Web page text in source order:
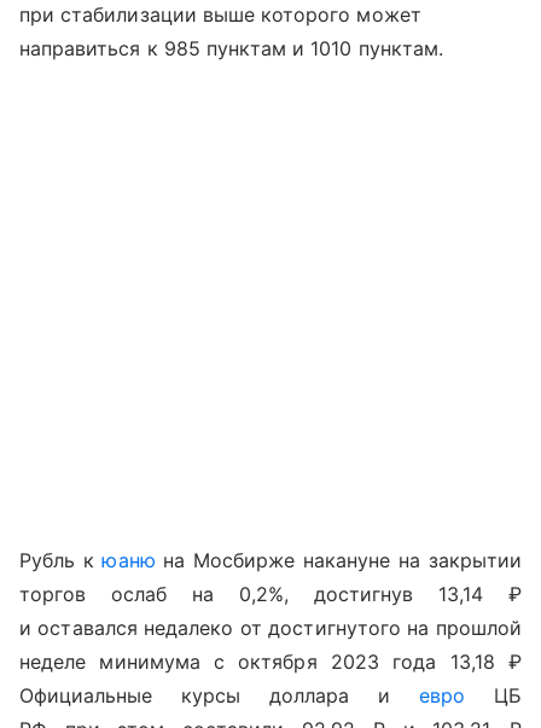
при стабилизации выше которого может
направиться к 985 пунктам и 1010 пунктам.
Рубль кюаню на Мосбирже накануне на закрытии
торгов ослаб на 0,2%, достигнув 13,14 ₽
и оставался недалеко от достигнутого на прошлой
неделе минимума с октября 2023 года 13,18 ₽
Официальные курсы доллара и евро ЦБ